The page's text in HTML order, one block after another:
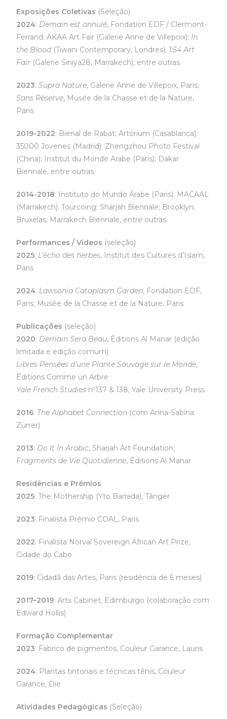
Exposições Coletivas (Seleção)
2024: Demain est annulé, Fondation EDF / Clermont-
Ferrand; AKAA Art Fair (Galerie Anne de Villepoix); In
the Blood(Tiwani Contemporary, Londres); 1:54 Art
Fair (Galerie Siniya28, Marrakech); entre outras.
2023:Supra Nature, Galerie Anne de Villepoix, Paris;
Sans Réserve, Musée de la Chasse et de la Nature,
Paris
2019-2022: Bienal de Rabat; Artorium (Casablanca);
35000 Jovenes (Madrid); Zhengzhou Photo Festival
(China); Institut du Monde Arabe (Paris); Dakar
Biennale, entre outras.
2014-2018: Instituto do Mundo Árabe (Paris); MACAAL
(Marrakech); Tourcoing; Sharjah Biennale; Brooklyn;
Bruxelas; Marrakech Biennale, entre outras.
Performances / Vídeos (seleção)
2025: L’écho des herbes, Institut des Cultures d’Islam,
Paris
2024: Lawsonia Cataplasm Garden, Fondation EDF,
Paris; Musée de la Chasse et de la Nature, Paris
Publicações (seleção)
2020: Demain Sera Beau, Éditions Al Manar (edição
limitada e edição comum)
Libres Pensées d’une Plante Sauvage sur le Monde,
Éditions Comme un Arbre
Yale French Studies nº137 & 138, Yale University Press
2016: The Alphabet Connection (com Anna-Sabina
Zürrer)
2013: Do It In Arabic, Sharjah Art Foundation;
Fragments de Vie Quotidienne, Éditions Al Manar
Residências e Prémios
2025: The Mothership (Yto Barrada), Tânger
2023: Finalista Prémio COAL, Paris
2022: Finalista Norval Sovereign African Art Prize,
Cidade do Cabo
2019: Cidadã das Artes, Paris (residência de 6 meses)
2017–2019: Arts Cabinet, Edimburgo (colaboração com
Edward Hollis)
Formação Complementar
2023: Fabrico de pigmentos, Couleur Garance, Lauris
2024: Plantas tintoriais e técnicas tênis, Couleur
Garance, Die
Atividades Pedagógicas (Seleção)